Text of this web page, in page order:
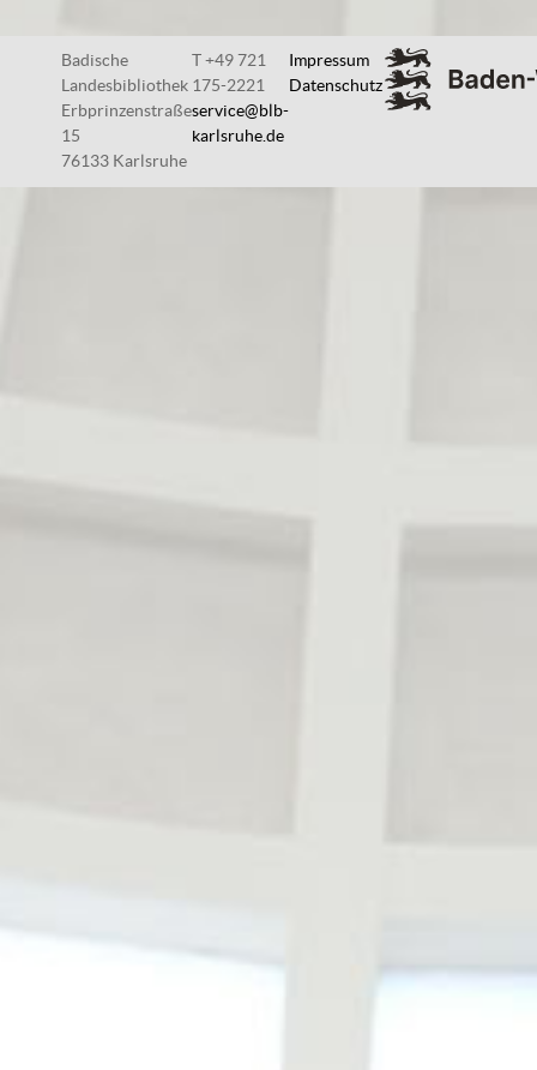
Badische
Landesbibliothek
Erbprinzenstraße
15
76133 Karlsruhe
T +49 721
175-2221
service@blb-
karlsruhe.de
Impressum
Datenschutz